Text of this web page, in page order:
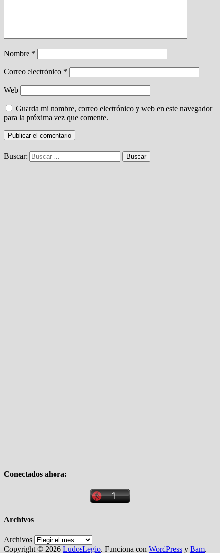
Nombre *
Correo electrónico *
Web
Guarda mi nombre, correo electrónico y web en este navegador
para la próxima vez que comente.
Buscar:
Conectados ahora:
Archivos
Archivos
Copyright © 2026 LudosLegio. Funciona con WordPress y Bam.